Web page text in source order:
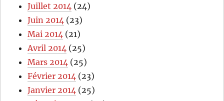
Juillet 2014 (24)
Juin 2014 (23)
Mai 2014 (21)
Avril 2014 (25)
Mars 2014 (25)
Février 2014 (23)
Janvier 2014 (25)